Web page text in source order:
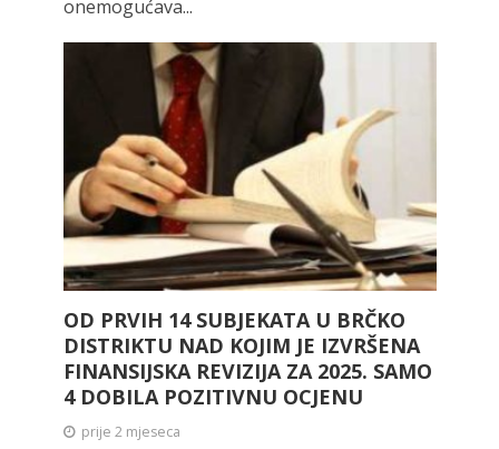
onemogućava...
OD PRVIH 14 SUBJEKATA U BRČKO
DISTRIKTU NAD KOJIM JE IZVRŠENA
FINANSIJSKA REVIZIJA ZA 2025. SAMO
4 DOBILA POZITIVNU OCJENU
prije 2 mjeseca